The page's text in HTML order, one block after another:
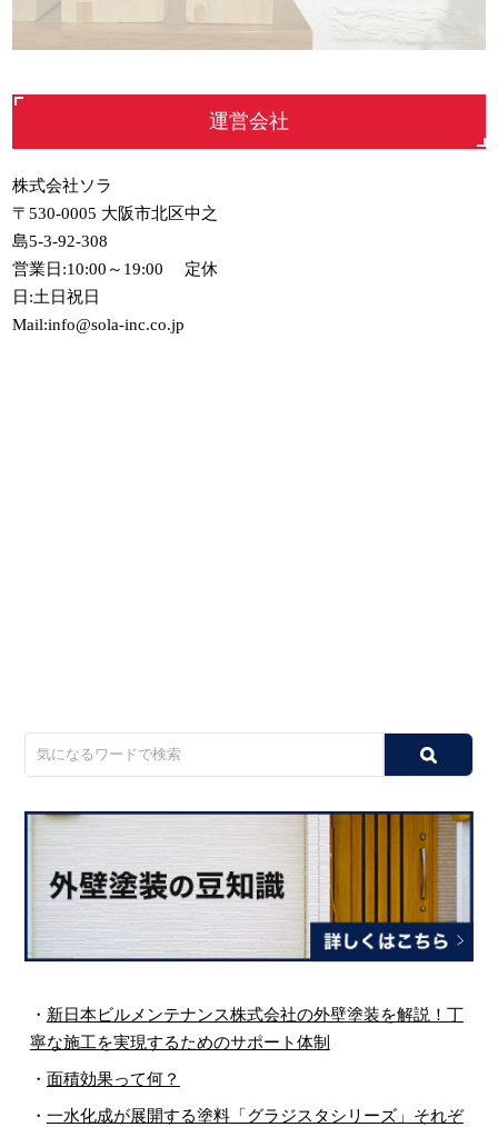
運営会社
株式会社ソラ
〒530-0005 大阪市北区中之
島5-3-92-308
営業日:10:00～19:00 定休
日:土日祝日
Mail:info@sola-inc.co.jp
・ 新日本ビルメンテナンス株式会社の外壁塗装を解説！丁
寧な施工を実現するためのサポート体制
・ 面積効果って何？
・ 一水化成が展開する塗料「グラジスタシリーズ」それぞ